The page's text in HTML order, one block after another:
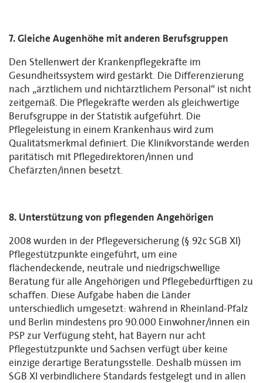
7. Gleiche Augenhöhe mit anderen Berufsgruppen
Den Stellenwert der Krankenpflegekräfte im
Gesundheitssystem wird gestärkt. Die Differenzierung
nach „ärztlichem und nichtärztlichem Personal“ ist nicht
zeitgemäß. Die Pflegekräfte werden als gleichwertige
Berufsgruppe in der Statistik aufgeführt. Die
Pflegeleistung in einem Krankenhaus wird zum
Qualitätsmerkmal definiert. Die Klinikvorstände werden
paritätisch mit Pflegedirektoren/innen und
Chefärzten/innen besetzt.
8. Unterstützung von pflegenden Angehörigen
2008 wurden in der Pflegeversicherung (§ 92c SGB XI)
Pflegestützpunkte eingeführt, um eine
flächendeckende, neutrale und niedrigschwellige
Beratung für alle Angehörigen und Pflegebedürftigen zu
schaffen. Diese Aufgabe haben die Länder
unterschiedlich umgesetzt: während in Rheinland-Pfalz
und Berlin mindestens pro 90.000 Einwohner/innen ein
PSP zur Verfügung steht, hat Bayern nur acht
Pflegestützpunkte und Sachsen verfügt über keine
einzige derartige Beratungsstelle. Deshalb müssen im
SGB XI verbindlichere Standards festgelegt und in allen